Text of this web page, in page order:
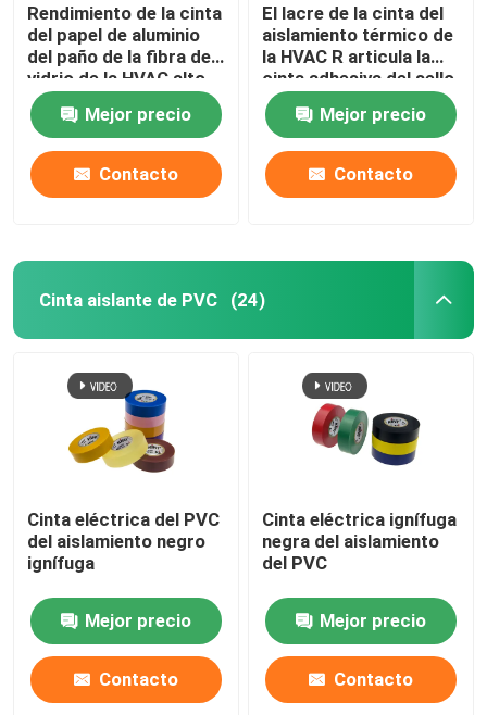
Rendimiento de la cinta
del papel de aluminio
del paño de la fibra de
vidrio de la HVAC alto
ignífugo
Mejor precio
Contacto
El lacre de la cinta del
aislamiento térmico de
la HVAC R articula la
cinta adhesiva del sello
de la astilla de aluminio
del conducto
impermeable del papel
Mejor precio
Contacto
Cinta aislante de PVC (24)
Cinta eléctrica del PVC
del aislamiento negro
ignífuga
Mejor precio
Contacto
Cinta eléctrica ignífuga
negra del aislamiento
del PVC
Mejor precio
Contacto